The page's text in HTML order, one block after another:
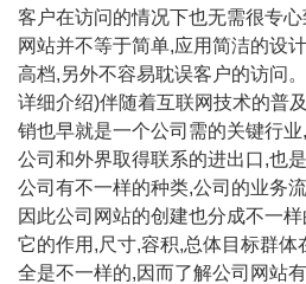
客户在访问的情况下也无需很专
网站并不等于简单,应用简洁的设
高档,另外不容易耽误客户的访问
详细介绍)伴随着互联网技术的普
销也早就是一个公司需的关键行
公司和外界取得联系的进出口,也
公司有不一样的种类,公司的业务
因此公司网站的创建也分成不一
它的作用,尺寸,容积,总体目标群
全是不一样的,因而了解公司网站